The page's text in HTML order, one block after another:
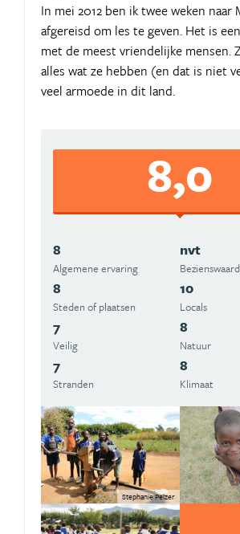
In mei 2012 ben ik twee weken naar
afgereisd om les te geven. Het is
met de meest vriendelijke mensen.
alles wat ze hebben (en dat is niet
veel armoede in dit land.
8,0
8
Algemene ervaring
nvt
8
Steden of plaatsen
10
Locals
7
Veilig
8
Natuur
7
Stranden
8
Klimaat
Stephanie Pelzer